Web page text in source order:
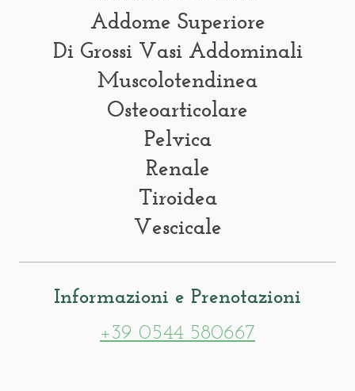
Addome Superiore
Di Grossi Vasi Addominali
Muscolotendinea
Osteoarticolare
Pelvica
Renale
Tiroidea
Vescicale
Informazioni e Prenotazioni
+39 0544 580667